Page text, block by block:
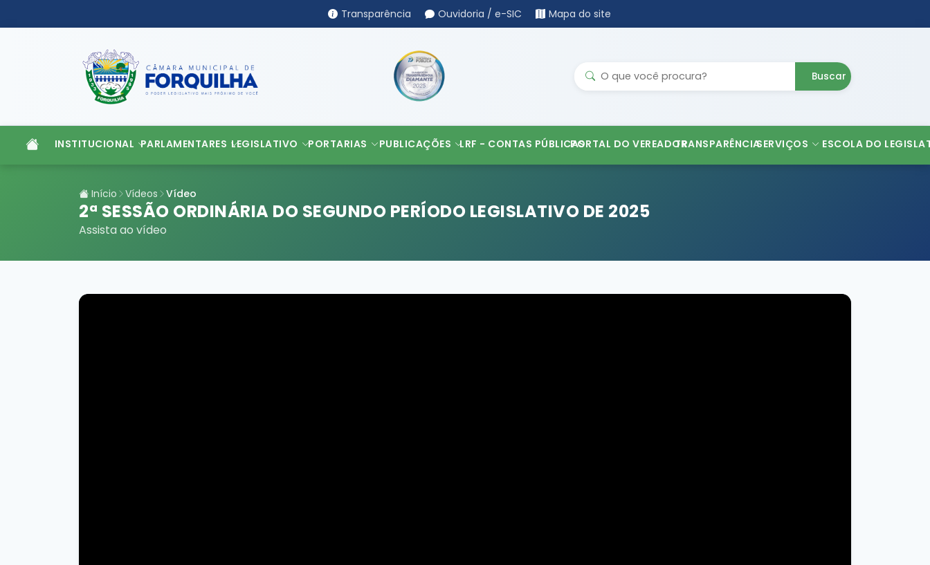
Transparência Ouvidoria / e-SIC Mapa do site
Buscar
INSTITUCIONAL PARLAMENTARES LEGISLATIVO PORTARIAS PUBLICAÇÕES LRF - CONTAS PÚBLICASPORTAL DO VEREADORTRANSPARÊNCIASERVIÇOS ESCOLA DO
Início Vídeos Vídeo
2ª SESSÃO ORDINÁRIA DO SEGUNDO PERÍODO LEGISLATIVO DE 2025
Assista ao vídeo